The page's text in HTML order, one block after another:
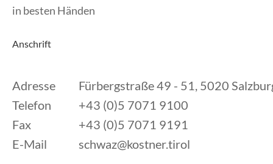
in besten Händen
Anschrift
Adresse
Fürbergstraße 49 - 51, 5020
Telefon
+43 (0)5 7071 9100
Fax
+43 (0)5 7071 9191
E-Mail
schwaz@kostner.tirol